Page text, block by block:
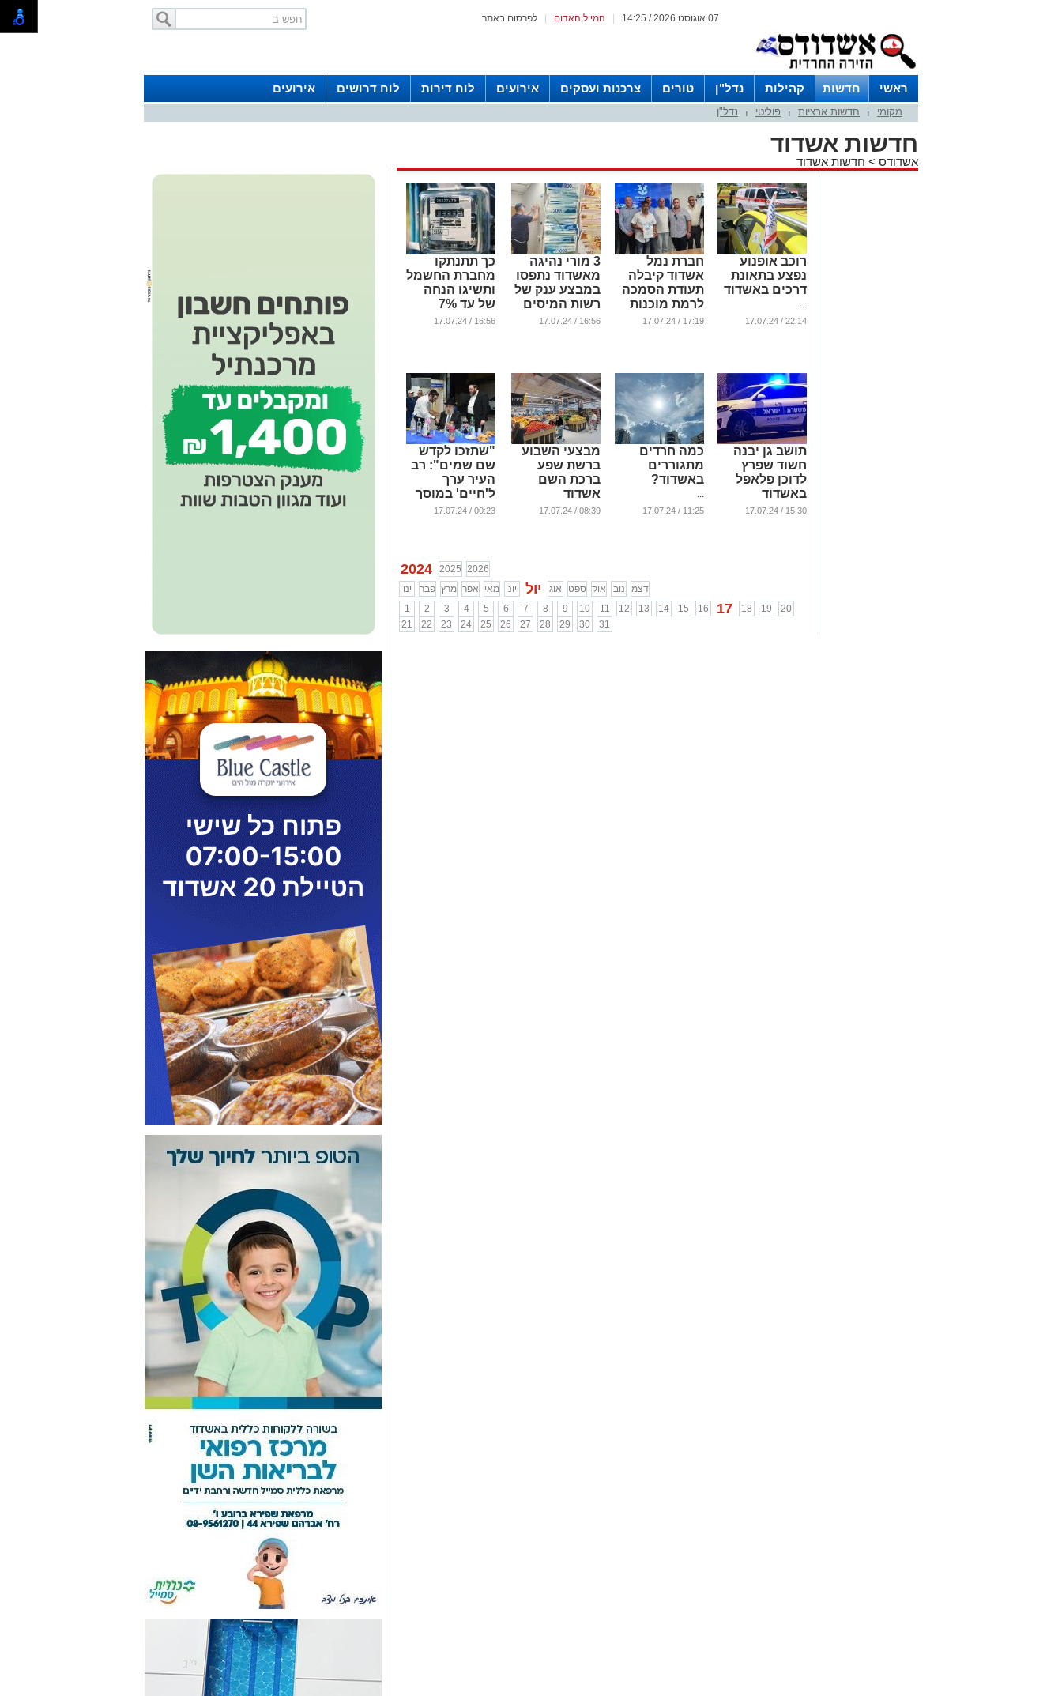
לפרסום באתר המייל האדום 07 אוגוסט 2026 / 14:25
ראשי חדשות קהילות נדל"ן טורים צרכנות ועסקים אירועים לוח דירות לוח דרושים אירועים
מקומי חדשות ארציות פוליטי נדל"ן
חדשות אשדוד
אשדודס > חדשות אשדוד
רוכב אופנוע
נפצע בתאונת
דרכים באשדוד
...
22:14 / 17.07.24
חברת נמל
אשדוד קיבלה
תעודת הסמכה
לרמת מוכנות
לאיומי סייבר
17:19 / 17.07.24
3 מורי נהיגה
מאשדוד נתפסו
במבצע ענק של
רשות המיסים
...
16:56 / 17.07.24
כך תתנתקו
מחברת החשמל
ותשיגו הנחה
של עד 7%
בחשבון
16:56 / 17.07.24
תושב גן יבנה
חשוד שפרץ
לדוכן פלאפל
באשדוד
...
15:30 / 17.07.24
כמה חרדים
מתגוררים
באשדוד?
...
11:25 / 17.07.24
מבצעי השבוע
ברשת שפע
ברכת השם
אשדוד
...
08:39 / 17.07.24
"שתזכו לקדש
שם שמים": רב
העיר ערך
ל'חיים' במוסך
החדש
00:23 / 17.07.24
2024 2025 2026
ינו
פבר מרץ אפר מאי יונ יול אוג ספט אוק נוב
דצמ
1
2 3 4 5 6 7 8 9 10 11 12 13 14 15 16 17 18 19
20
21
22 23 24 25 26 27 28 29 30 31